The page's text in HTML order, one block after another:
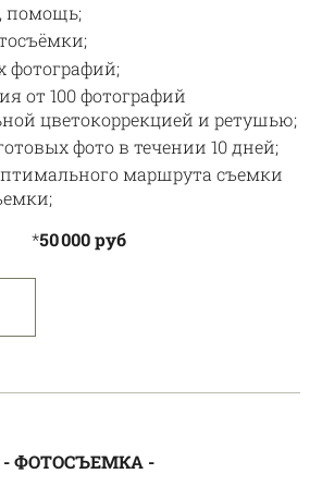
помощь;
фотографий;
от 100 фотографий
цветокоррекцией и ретушью;
фото в течении 10 дней;
маршрута съемки
*50 000 руб
- ФОТОСЪЕМКА -